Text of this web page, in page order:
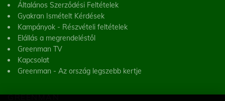
Általános Szerződési Feltételek
Gyakran Ismételt Kérdések
Kampányok - Részvételi feltételek
Elállás a megrendeléstől
Greenman TV
Kapcsolat
Greenman - Az ország legszebb kertje
GREENMAN